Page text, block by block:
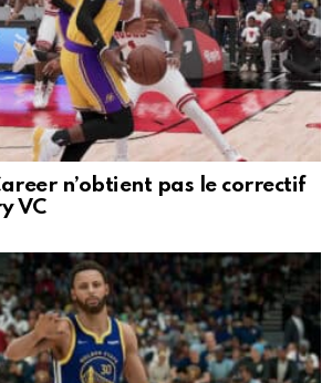
n’obtient pas le correctif
VC